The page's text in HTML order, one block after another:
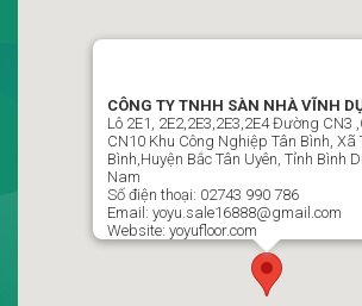
“YOYU”
Phường Vĩnh Tân , Thành Phố Hồ Chí
02743 990 786 / 0988499951 Ms :
yoyu.sale16888@gmail.com
Theo dõi chúng tôi trên
CÔNG TY TNHH SÀN NHÀ VĨNH
Lô 2E1, 2E2,2E3,2E3,2E4 Đường CN3
CN10 Khu Công Nghiệp Tân Bình, Xã
Bình,Huyện Bắc Tân Uyên, Tỉnh Bình
Nam
Số điện thoại: 02743 990 786
Email: yoyu.sale16888@gmail.com
Website: yoyufloor.com